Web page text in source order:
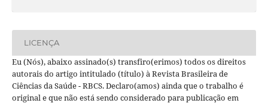
LICENÇA
Eu (Nós), abaixo assinado(s) transfiro(erimos) todos os direitos
autorais do artigo intitulado (título) à Revista Brasileira de
Ciências da Saúde - RBCS. Declaro(amos) ainda que o trabalho é
original e que não está sendo considerado para publicação em